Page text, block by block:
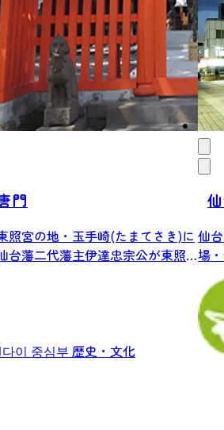
門
照宮の地・玉手崎(たまてさき)に
台藩二代藩主伊達忠宗公が東照
이 중심부 歴史・文化
仙
場
大